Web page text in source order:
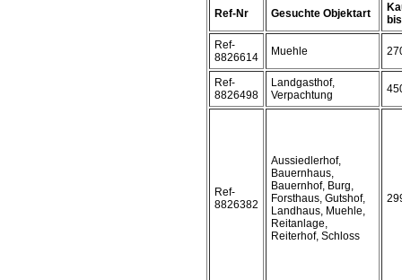
Ref-Nr Gesuchte Objektart
Ref-
8826614
Muehle
Ref-
8826498
Landgasthof,
Verpachtung
Ref-
8826382
Aussiedlerhof,
Bauernhaus,
Bauernhof, Burg,
Forsthaus, Gutshof,
Landhaus, Muehle,
Reitanlage,
Reiterhof, Schloss